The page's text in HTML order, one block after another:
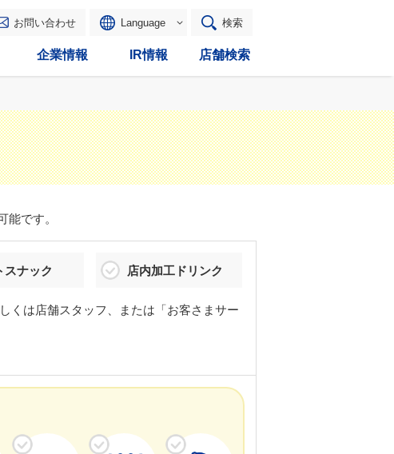
お問い合わせ Language 検索
企業情報 IR情報 店舗検索
です。
スナック 店内加工ドリンク
くは店舗スタッフ、または「お客さまサー